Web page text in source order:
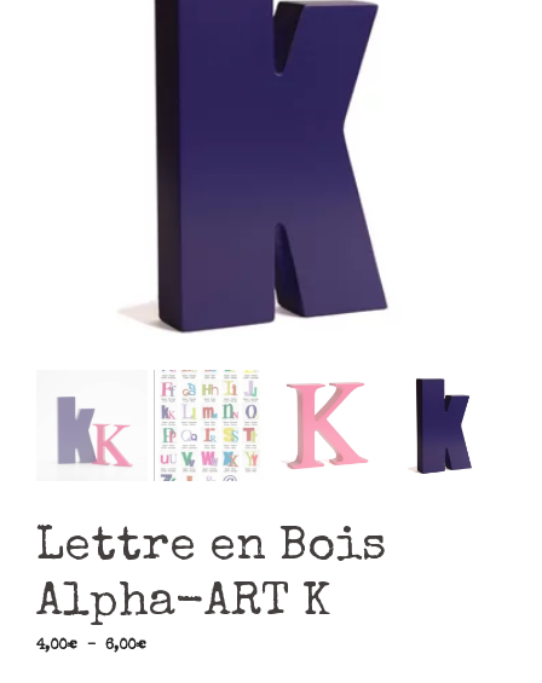
Lettre en Bois
Alpha-ART K
4,00€ – 6,00€